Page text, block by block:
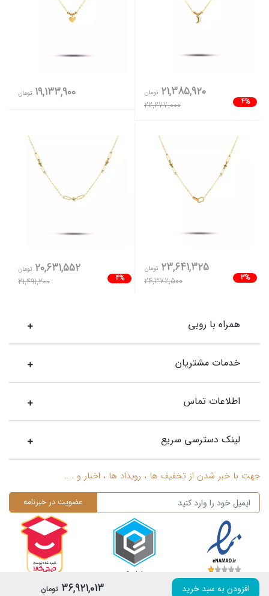
افزودن به سبد خرید 36,921,013 تومان
4%
21,385,920 تومان
22,277,000
19,133,900 تومان
3%
23,641,325 تومان
24,372,500
4%
20,631,552 تومان
21,491,200
همراه با روبی
خدمات مشتریان
اطلاعات تماس
لینک دسترسی سریع
جهت با خبر شدن از تخفیف ها ، رویداد ها ، اخبار و ....